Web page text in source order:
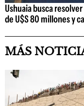
Ushuaia busca
de U$S 80 millones y
MÁS